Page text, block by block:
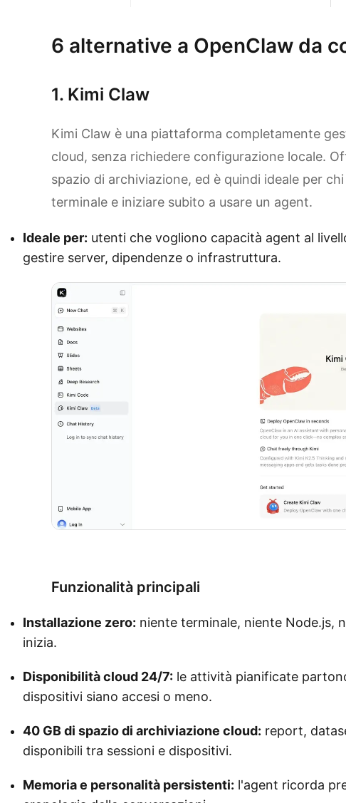
6 alternative a OpenClaw da
1. Kimi Claw
Kimi Claw è una piattaforma completamente
cloud, senza richiedere configurazione locale.
spazio di archiviazione, ed è quindi ideale per
terminale e iniziare subito a usare un agent.
Ideale per: utenti che vogliono capacità agent al
gestire server, dipendenze o infrastruttura.
Funzionalità principali
Installazione zero: niente terminale, niente Node.js,
inizia.
Disponibilità cloud 24/7: le attività pianificate
dispositivi siano accesi o meno.
40 GB di spazio di archiviazione cloud: report,
disponibili tra sessioni e dispositivi.
Memoria e personalità persistenti: l'agent ricorda